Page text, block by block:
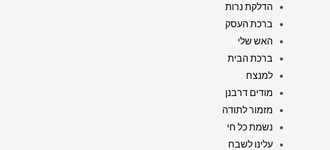
הדלקת נרות
ברכת העסק
האש שלי
ברכת הבית
למנצח
מודים דרבנן
מזמור לתודה
נשמת כל חי
עלינו לשבח